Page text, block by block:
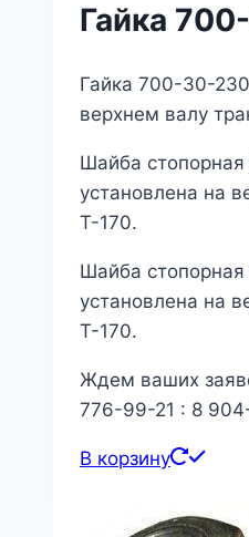
Гайка
Гайка 700-30-
верхнем валу
Шайба
установлена на
Т-170.
Шайба
установлена на
Т-170.
Ждем ваших
776-99-21 : 8
В корзину